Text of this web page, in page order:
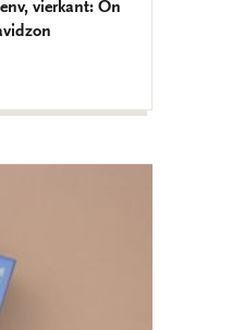
vierkant: On